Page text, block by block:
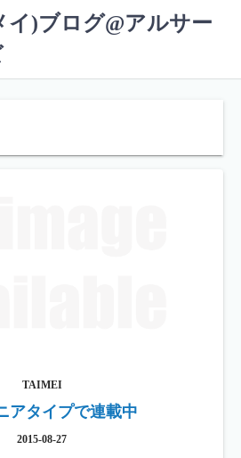
イ)ブログ@アルサー
TAIMEI
アタイプで連載中
2015-08-27